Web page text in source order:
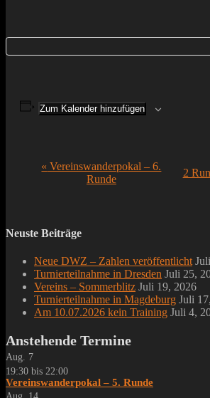
Zum Kalender hinzufügen
Veranstaltung-
« Vereinswanderpokal – 6.
Runde
2
Neuste Beiträge
Neue DWZ – Zahlen veröffentlicht
Turnierteilnahme in Dresden Juli 25,
Vereins – Sommerblitz Juli 19, 2026
Turnierteilnahme in Magdeburg Juli
Am 10.07.2026 kein Training Juli 4,
Anstehende Termine
Aug. 7
19:30 bis 22:00
Vereinswanderpokal – 5. Runde